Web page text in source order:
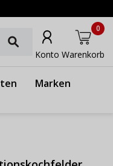
Konto Warenkorb
0
Marken